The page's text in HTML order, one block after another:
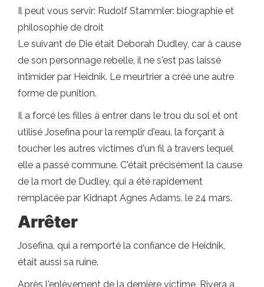
Il peut vous servir: Rudolf Stammler: biographie et
philosophie de droit
Le suivant de Die était Deborah Dudley, car à cause
de son personnage rebelle, il ne s'est pas laissé
intimider par Heidnik. Le meurtrier a créé une autre
forme de punition.
Il a forcé les filles à entrer dans le trou du sol et ont
utilisé Josefina pour la remplir d'eau, la forçant à
toucher les autres victimes d'un fil à travers lequel
elle a passé commune. C'était précisément la cause
de la mort de Dudley, qui a été rapidement
remplacée par Kidnapt Agnes Adams, le 24 mars.
Arrêter
Josefina, qui a remporté la confiance de Heidnik,
était aussi sa ruine.
Après l'enlèvement de la dernière victime, Rivera a